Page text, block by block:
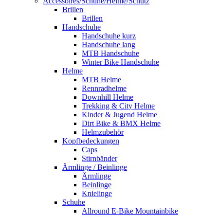
Brillen
Brillen
Handschuhe
Handschuhe kurz
Handschuhe lang
MTB Handschuhe
Winter Bike Handschuhe
Helme
MTB Helme
Rennradhelme
Downhill Helme
Trekking & City Helme
Kinder & Jugend Helme
Dirt Bike & BMX Helme
Helmzubehör
Kopfbedeckungen
Caps
Stirnbänder
Ärmlinge / Beinlinge
Ärmlinge
Beinlinge
Knielinge
Schuhe
Allround E-Bike Mountainbike